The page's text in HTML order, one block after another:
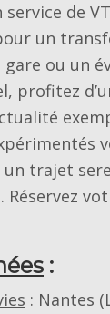
de
un
gare ou un
profitez
trajet
Réservez
:
: Nantes